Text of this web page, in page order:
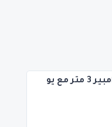
محول الفنار 13 امبير 3 متر مع يو